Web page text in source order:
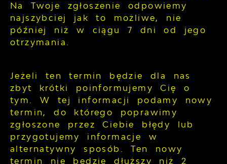
Na Twoje zgłoszenie odpowiemy
najszybciej jak to możliwe, nie
później niż w ciągu 7 dni od jego
otrzymania.
Jeżeli ten termin będzie dla nas
zbyt krótki poinformujemy Cię o
tym. W tej informacji podamy nowy
termin, do którego poprawimy
zgłoszone przez Ciebie błędy lub
przygotujemy informacje w
alternatywny sposób. Ten nowy
termin nie będzie dłuższy niż 2